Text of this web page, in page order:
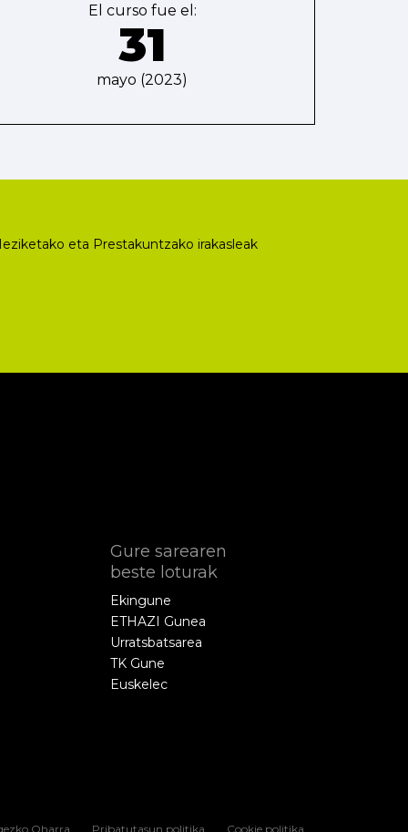
El curso fue el:
31
mayo (2023)
eta Prestakuntzako irakasleak
Gure sarearen
beste loturak
Ekingune
ETHAZI Gunea
Urratsbatsarea
TK Gune
Euskelec
Oharra Pribatutasun politika Cookie politika